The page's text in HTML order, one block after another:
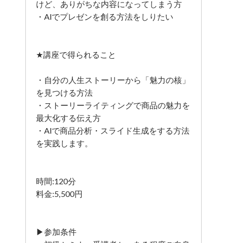
けど、ありがちな内容になってしまう方
・AIでプレゼンを創る方法をしりたい
★講座で得られること
・自分の人生ストーリーから「魅力の核」
を見つける方法
・ストーリーライティングで商品の魅力を
最大化する伝え方
・AIで商品分析・スライド生成をする方法
を実践します。
時間:120分
料金:5,500円
▶参加条件